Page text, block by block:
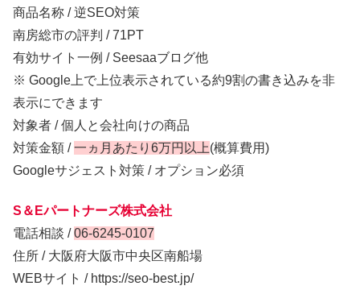
商品名称 / 逆SEO対策
南房総市の評判 / 71PT
有効サイト一例 / Seesaaブログ他
※ Google上で上位表示されている約9割の書き込みを非
表示にできます
対象者 / 個人と会社向けの商品
対策金額 /一ヵ月あたり6万円以上(概算費用)
Googleサジェスト対策 / オプション必須
S＆Eパートナーズ株式会社
電話相談 /06-6245-0107
住所 / 大阪府大阪市中央区南船場
WEBサイト / https://seo-best.jp/